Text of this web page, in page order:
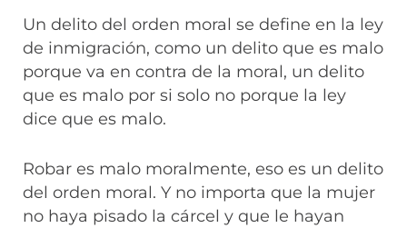
Un delito del orden moral se define en la ley
de inmigración, como un delito que es malo
porque va en contra de la moral, un delito
que es malo por si solo no porque la ley
dice que es malo.
Robar es malo moralmente, eso es un delito
del orden moral. Y no importa que la mujer
no haya pisado la cárcel y que le hayan